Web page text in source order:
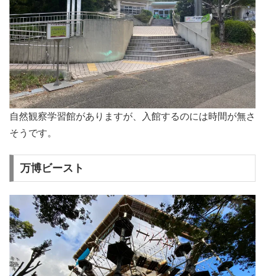
自然観察学習館がありますが、入館するのには時間が無さ
そうです。
万博ビースト